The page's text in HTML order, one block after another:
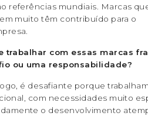
referências mundiais. Marcas
muito têm contribuído para o
trabalhar com essas marcas
ou uma responsabilidade?
é desafiante porque
com necessidades muito
o desenvolvimento